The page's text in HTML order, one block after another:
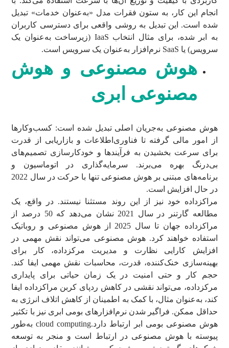
انجام این کار، به ستون فقرات مدل «به‌عنوان خدمات» تبدیل
شده است. این تبدیل به روشی واقعی برای دسترسی کاربران
به ابر شده، برای مثال انتخاب IaaS (زیرساخت به‌عنوان یک
سرویس) یا SaaS نرم‌افزار به‌عنوان یک سرویس است.
هوش مصنوعی و هوش
مصنوعی ابری
هوش مصنوعی به‌جریان اصلی تبدیل شده است: کسب‌وکارها
از امور مالی گرفته تا فناوری‌اطلاعات و بازاریابی از قدرت
برای سرعت بخشیدن به فرآیندها و خودکارسازی تصمیم‌های
بی‌درنگ بهره می‌برند. سرمایه‌گذاری در اتوماسیون و
برنامه‌های مبتنی بر هوش مصنوعی تنها با حرکت در سال 2022
در حال افزایش است.
مراکزداده خود نیز از این روند مستثنا نیستند. در واقع، یک
مطالعه گارتنر در سال 2021 نشان می‌دهد که 50 درصد از
مراکزداده جهان تا سال 2025 از هوش مصنوعی و روباتیک
استفاده خواهند کرد. هوش مصنوعی می‌تواند نقش مهمی در
افزایش کارایی نظارت و مدیریت مرکزداده، کار برای
بهینه‌سازی خنک‌کننده، قدرت، محاسبات نقش مهمی ایفا کند.
حجم کار و حتی امنیت در یک زمان حیاتی برای پایداری
مرکزداده، می‌تواند نقشی در کاهش ردپای کربن مراکزداده ایفا
کند، به‌عنوان مثال، با کمک به اطمینان از کاهش اتلاف انرژی به
حداقل ممکن. فراگیر شدن نرم‌افزارهای بومی ابری نیز با تکثیر
هوش مصنوعی بومی ابر ارتباط دارد.cloud computing به‌طور
پیوسته با هوش مصنوعی در ارتباط است و منجر به توسعه